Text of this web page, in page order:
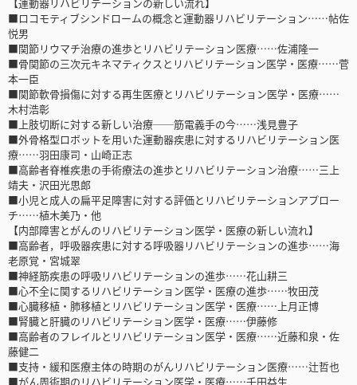
■ロコモティブシンドロームの概念と運動器リハビリテーション……帖佐
悦男
■関節リウマチ治療の進歩とリハビリテーション医療……佐浦隆一
■骨関節の三次元キネマティクスとリハビリテーション医学・医療……菅
本一臣
■関節軟骨損傷に対する再生医療とリハビリテーション医学・医療……
木村浩彰
■上肢切断に対する新しい治療──筋電義手の今……浅見豊子
■外骨格型ロボットを用いた運動器疾患に対するリハビリテーション医
療……羽田康司・山崎正志
■高齢者脊椎疾患の手術療法の進歩とリハビリテーション治療……三上
靖夫・沢田光思郎
■小児と成人の扁平足障害に対する評価とリハビリテーションアプロー
チ……植木美乃・他
【内部障害とがんのリハビリテーション医学・医療の新しい流れ】
■高齢者，呼吸器疾患に対する呼吸器リハビリテーションの進歩……海
老原覚・宮城翠
■神経筋疾患の呼吸リハビリテーションの進歩……花山耕三
■心不全に関するリハビリテーション医学・医療の進歩……牧田茂
■心臓移植・肺移植とリハビリテーション医学・医療……上月正博
■腎臓と肝臓のリハビリテーション医学・医療……伊藤修
■高齢者のフレイルとリハビリテーション医学・医療……近藤和泉・佐
藤健二
■支持・緩和医療主体の時期のがんリハビリテーション医療……辻哲也
■がん周術期のリハビリテーション医学・医療……千田益生